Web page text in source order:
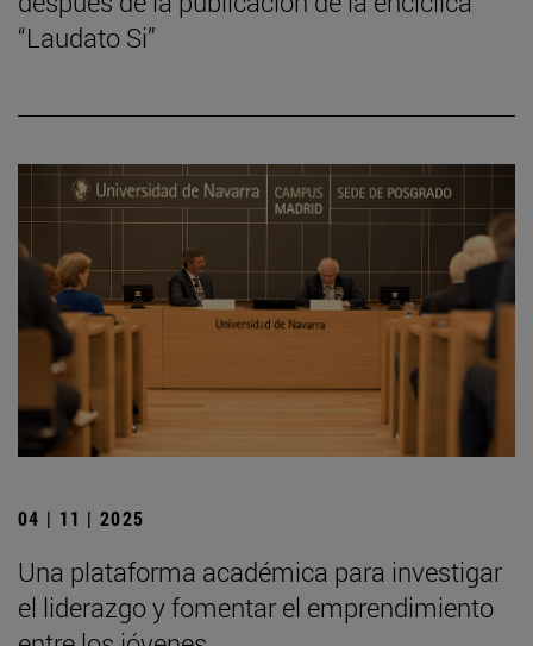
“Laudato Si”
04 | 11 | 2025
Una plataforma académica para investigar
el liderazgo y fomentar el emprendimiento